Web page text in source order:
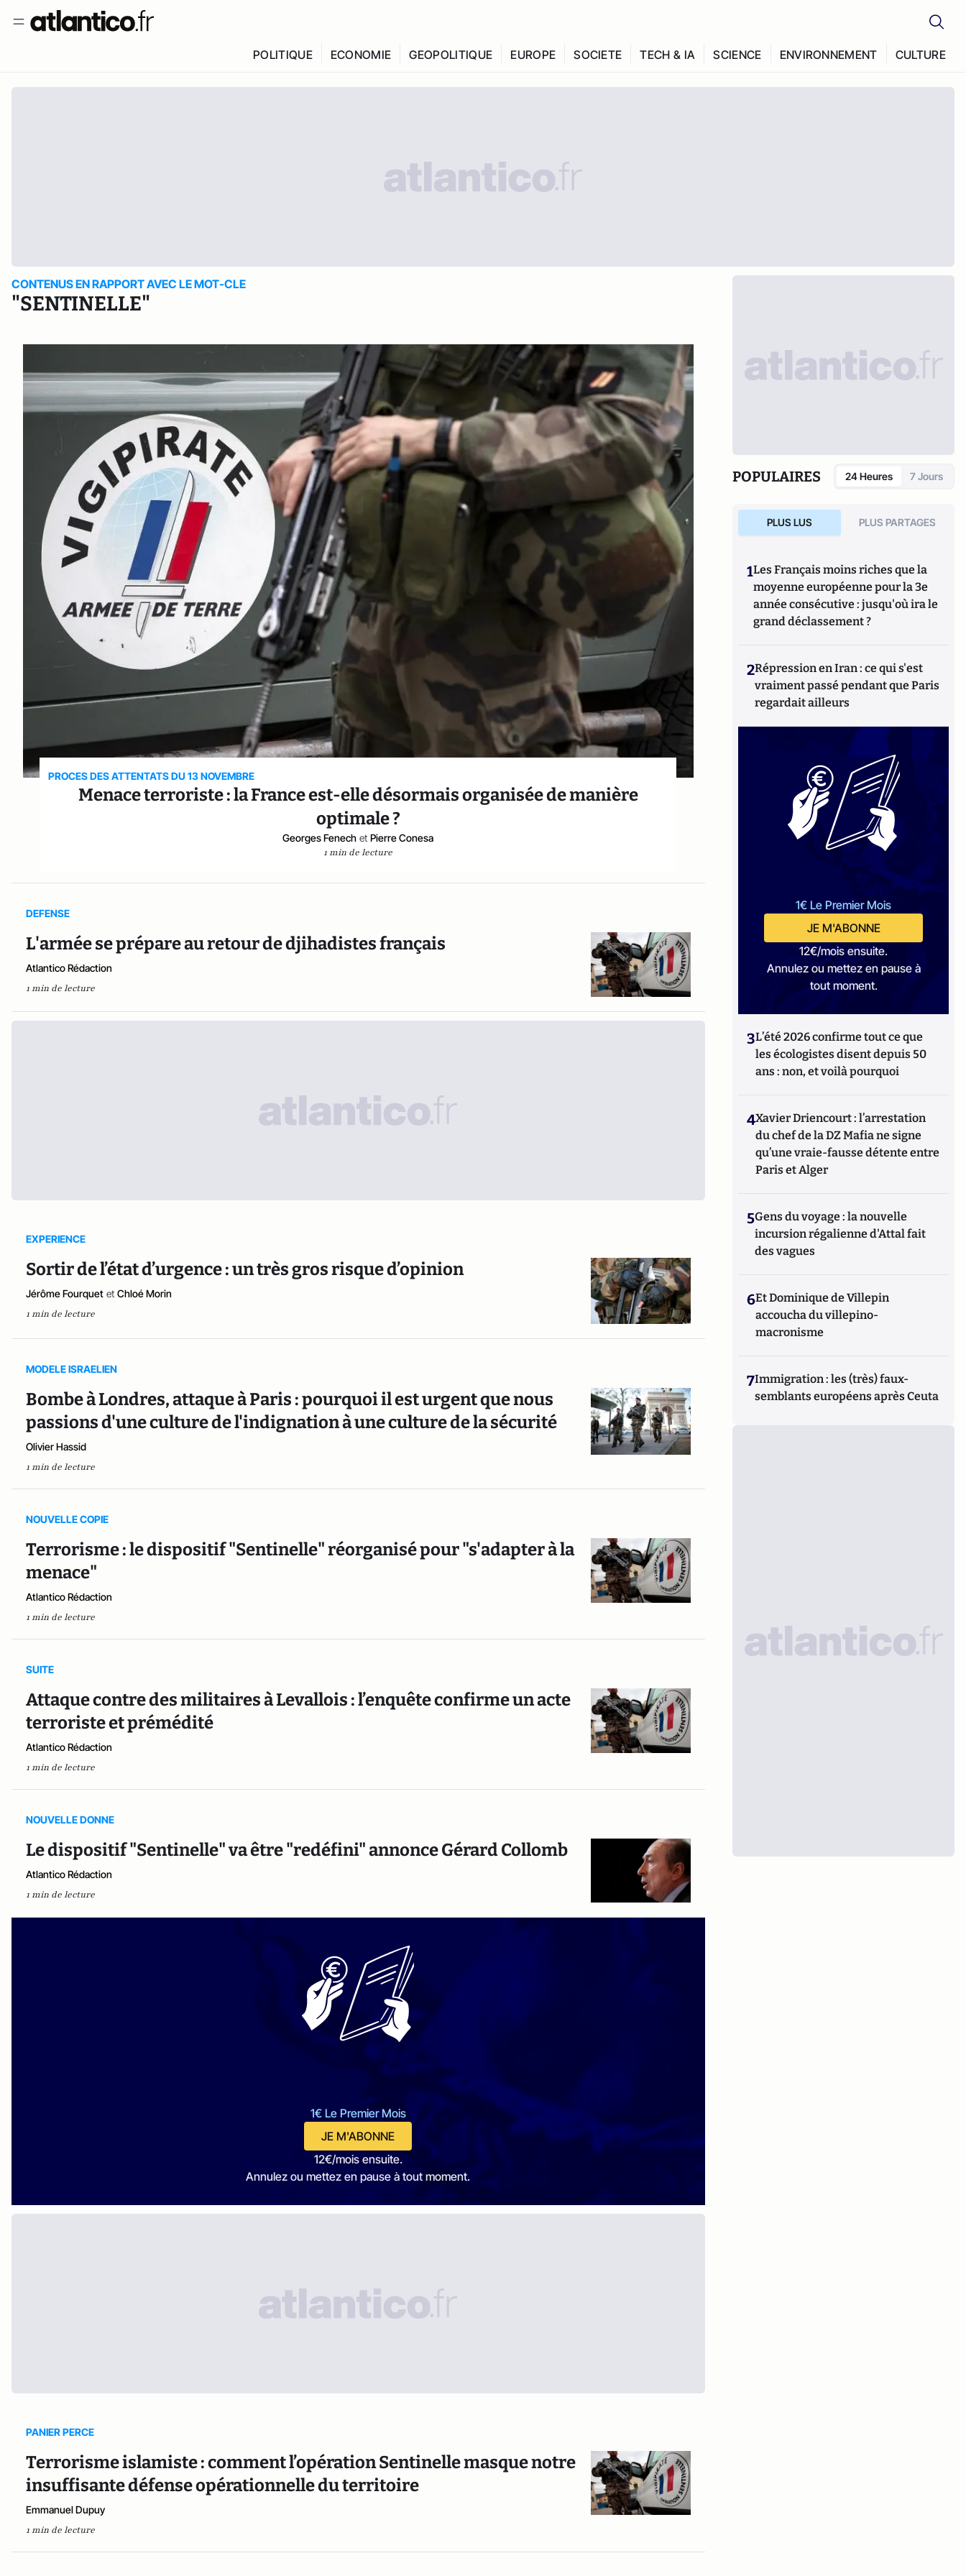
POLITIQUE ECONOMIE GEOPOLITIQUE EUROPE SOCIETE TECH & IA SCIENCE ENVIRONNEMENT CULTURE
CONTENUS EN RAPPORT AVEC LE MOT-CLE
"SENTINELLE"
PROCES DES ATTENTATS DU 13 NOVEMBRE
Menace terroriste : la France est-elle désormais organisée de manière
optimale ?
Georges Fenech et Pierre Conesa
1 min de lecture
DEFENSE
L'armée se prépare au retour de djihadistes français
Atlantico Rédaction
1 min de lecture
EXPERIENCE
Sortir de l’état d’urgence : un très gros risque d’opinion
Jérôme Fourquet et Chloé Morin
1 min de lecture
MODELE ISRAELIEN
Bombe à Londres, attaque à Paris : pourquoi il est urgent que nous
passions d'une culture de l'indignation à une culture de la sécurité
Olivier Hassid
1 min de lecture
NOUVELLE COPIE
Terrorisme : le dispositif "Sentinelle" réorganisé pour "s'adapter à la
menace"
Atlantico Rédaction
1 min de lecture
SUITE
Attaque contre des militaires à Levallois : l’enquête confirme un acte
terroriste et prémédité
Atlantico Rédaction
1 min de lecture
NOUVELLE DONNE
Le dispositif "Sentinelle" va être "redéfini" annonce Gérard Collomb
Atlantico Rédaction
1 min de lecture
1€ Le Premier Mois
JE M'ABONNE
12€/mois ensuite.
Annulez ou mettez en pause à tout moment.
PANIER PERCE
Terrorisme islamiste : comment l’opération Sentinelle masque notre
insuffisante défense opérationnelle du territoire
Emmanuel Dupuy
1 min de lecture
POPULAIRES 24 Heures 7 Jours
PLUS LUS PLUS PARTAGES
1Les Français moins riches que la
moyenne européenne pour la 3e
année consécutive : jusqu'où ira le
grand déclassement ?
2Répression en Iran : ce qui s'est
vraiment passé pendant que Paris
regardait ailleurs
1€ Le Premier Mois
JE M'ABONNE
12€/mois ensuite.
Annulez ou mettez en pause à
tout moment.
3L’été 2026 confirme tout ce que
les écologistes disent depuis 50
ans : non, et voilà pourquoi
4Xavier Driencourt : l’arrestation
du chef de la DZ Mafia ne signe
qu’une vraie-fausse détente entre
Paris et Alger
5Gens du voyage : la nouvelle
incursion régalienne d'Attal fait
des vagues
6Et Dominique de Villepin
accoucha du villepino-
macronisme
7Immigration : les (très) faux-
semblants européens après Ceuta